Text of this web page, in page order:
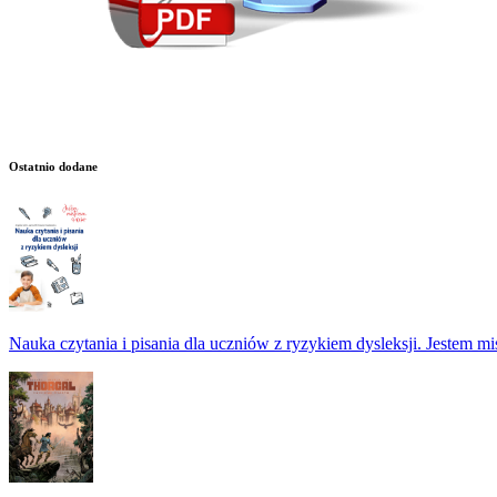
Ostatnio dodane
Nauka czytania i pisania dla uczniów z ryzykiem dysleksji. Jestem